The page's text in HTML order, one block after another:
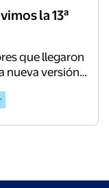
la 13ª
que llegaron
nueva versión